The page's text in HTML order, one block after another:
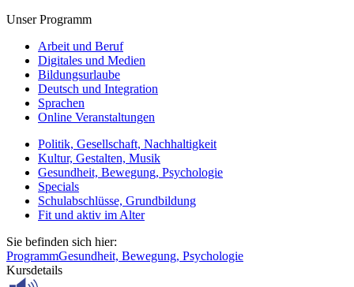
Unser Programm
Arbeit und Beruf
Digitales und Medien
Bildungsurlaube
Deutsch und Integration
Sprachen
Online Veranstaltungen
Politik, Gesellschaft, Nachhaltigkeit
Kultur, Gestalten, Musik
Gesundheit, Bewegung, Psychologie
Specials
Schulabschlüsse, Grundbildung
Fit und aktiv im Alter
Sie befinden sich hier:
ProgrammGesundheit, Bewegung, Psychologie
Kursdetails